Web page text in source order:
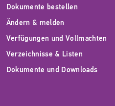
Dokumente bestellen
Ändern & melden
Verfügungen und Vollmachten
Verzeichnisse & Listen
Dokumente und Downloads